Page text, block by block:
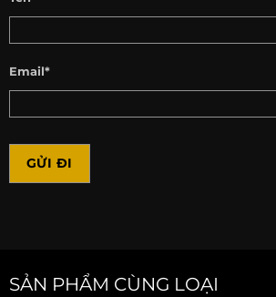
Email*
SẢN PHẨM CÙNG LOẠI